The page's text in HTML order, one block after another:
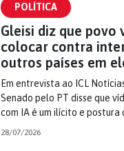
POLÍTICA
Gleisi diz que povo
colocar contra
outros países em
Em entrevista ao ICL
Senado pelo PT disse que
com IA é um ilícito e postura
28/07/2026